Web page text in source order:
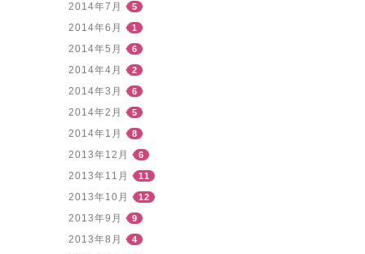
2014年7月 5
2014年6月 1
2014年5月 6
2014年4月 2
2014年3月 6
2014年2月 5
2014年1月 8
2013年12月 6
2013年11月 11
2013年10月 12
2013年9月 9
2013年8月 4